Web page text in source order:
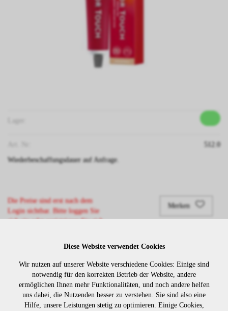
Wiederbeschaffungsdauer auf Anfrage.
Die Preise sind erst nach dem
Login sichtbar. Bitte loggen Sie
sich ein oder registrieren Sie sich.
Merken
BESCHREIBUNG
Demi-permanente Intensivtönung
schwarz
Diese Website verwendet Cookies
Wir nutzen auf unserer Website verschiedene Cookies: Einige sind
notwendig für den korrekten Betrieb der Website, andere
ermöglichen Ihnen mehr Funktionalitäten, und noch andere helfen
uns dabei, die Nutzenden besser zu verstehen. Sie sind also eine
Hilfe, unsere Leistungen stetig zu optimieren. Einige Cookies,